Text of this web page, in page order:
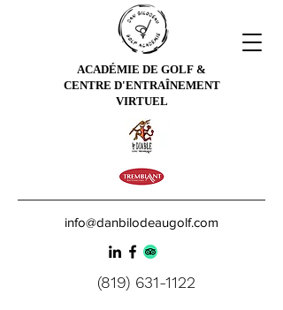
ACADÉMIE DE GOLF &
CENTRE D'ENTRAÎNEMENT
VIRTUEL
info@danbilodeaugolf.com
(819) 631-1122